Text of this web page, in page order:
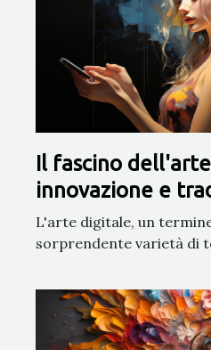
Il fascino
innovazione e
L'arte digitale, un
sorprendente varietà di